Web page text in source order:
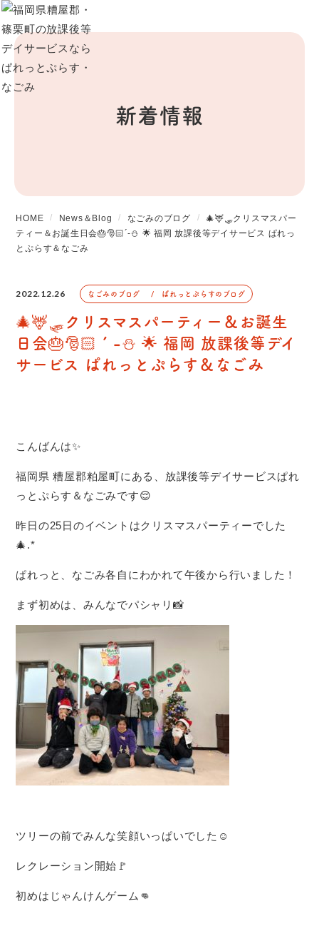
新着情報
HOME News＆Blog なごみのブログ
🎄🦌🛷クリスマスパー
ティー＆お誕生日会🎂🎅🏻´-⛄️ 🌟 福岡 放課後等デイサービス ぱれっ
とぷらす＆なごみ
2022.12.26 なごみのブログ ぱれっとぷらすのブログ
🎄🦌🛷クリスマスパーティー＆お誕生
日会🎂🎅🏻´-⛄️ 🌟 福岡 放課後等デイ
サービス ぱれっとぷらす＆なごみ
こんばんは✨
福岡県 糟屋郡粕屋町にある、放課後等デイサービスぱれ
っとぷらす＆なごみです😌
昨日の25日のイベントはクリスマスパーティーでした
🎄.*
ぱれっと、なごみ各自にわかれて午後から行いました！
まず初めは、みんなでパシャリ📸
ツリーの前でみんな笑顔いっぱいでした☺️
レクレーション開始🚩
初めはじゃんけんゲーム👊